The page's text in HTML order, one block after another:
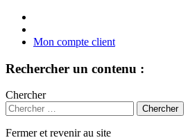
Mon compte client
Rechercher un contenu :
Chercher
Fermer et revenir au site